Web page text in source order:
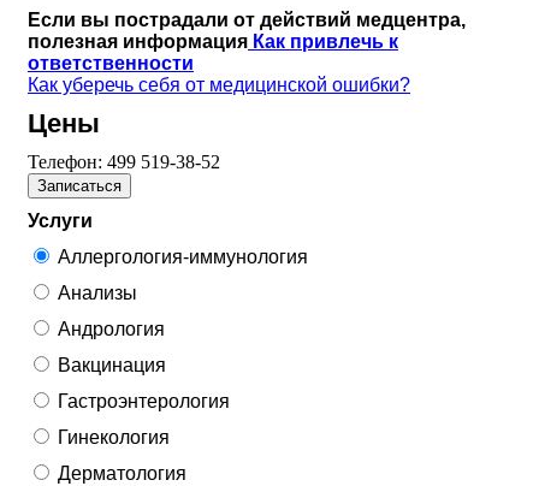
Если вы пострадали от действий медцентра,
полезная информация Как привлечь к
ответственности
Как уберечь себя от медицинской ошибки?
Цены
Телефон: 499 519-38-52
Записаться
Услуги
Аллергология-иммунология
Анализы
Андрология
Вакцинация
Гастроэнтерология
Гинекология
Дерматология